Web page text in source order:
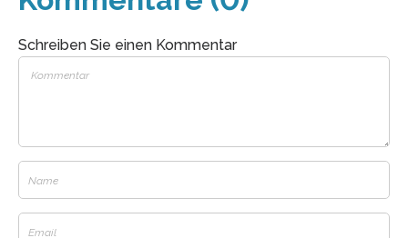
Schreiben Sie einen Kommentar